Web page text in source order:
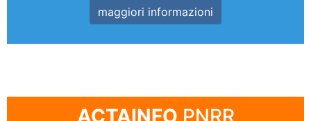
maggiori informazioni
ACTAINFO PNRR